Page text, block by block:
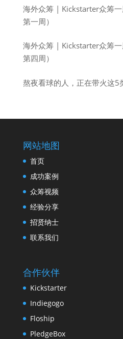
海外众筹 | Kickstarter众筹
第一周）
海外众筹 | Kickstarter众筹
第四周）
熬夜看球的人，正在带火这5
网站地图
首页
成功案例
众筹视频
经验分享
招贤纳士
联系我们
合作伙伴
Kickstarter
Indiegogo
Floship
PledgeBox